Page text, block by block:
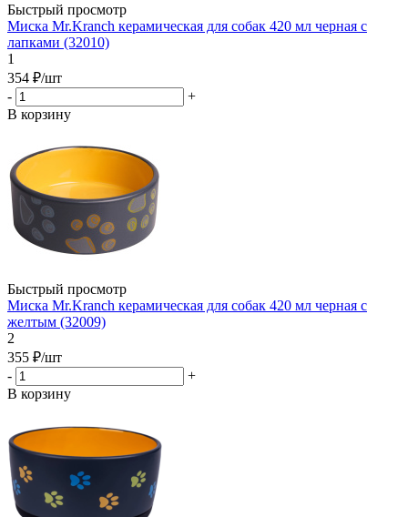
Быстрый просмотр
Миска Mr.Kranch керамическая для собак 420 мл черная с
лапками (32010)
1
354 ₽/шт
-
+
В корзину
Быстрый просмотр
Миска Mr.Kranch керамическая для собак 420 мл черная с
желтым (32009)
2
355 ₽/шт
-
+
В корзину